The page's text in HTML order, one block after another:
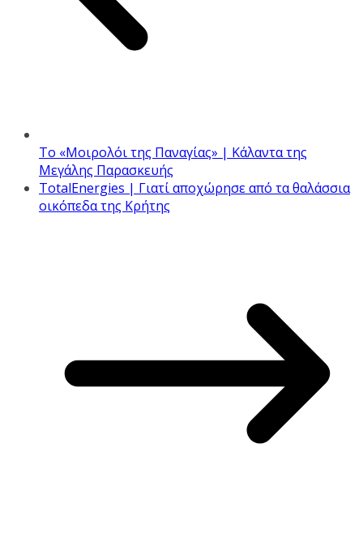
Το «Μοιρολόι της Παναγίας» | Κάλαντα της
Μεγάλης Παρασκευής
TotalEnergies | Γιατί αποχώρησε από τα θαλάσσια
οικόπεδα της Κρήτης